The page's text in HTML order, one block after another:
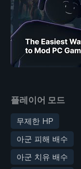
플레이어 모드
무제한 HP
아군 피해 배수
아군 치유 배수